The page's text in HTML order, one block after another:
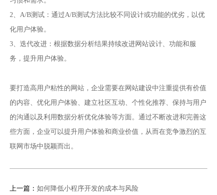
2、A/B测试：通过A/B测试方法比较不同设计或功能的优劣，以优
化用户体验。
3、迭代改进：根据数据分析结果持续改进网站设计、功能和服
务，提升用户体验。
要打造高用户粘性的网站，企业需要在网站建设中注重提供有价值
的内容、优化用户体验、建立社区互动、个性化推荐、保持与用户
的沟通以及利用数据分析优化体验等方面。通过不断改进和完善这
些方面，企业可以提升用户体验和商业价值，从而在竞争激烈的互
联网市场中脱颖而出。
上一篇： 如何降低小程序开发的成本与风险